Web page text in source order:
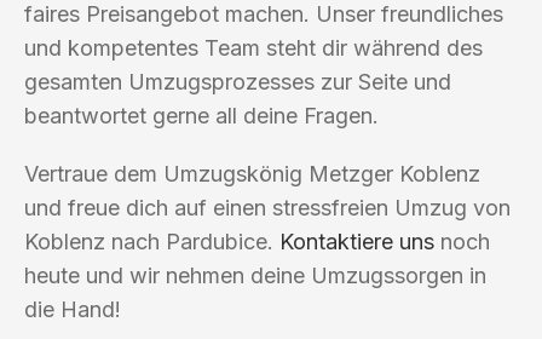
faires Preisangebot machen. Unser freundliches
und kompetentes Team steht dir während des
gesamten Umzugsprozesses zur Seite und
beantwortet gerne all deine Fragen.
Vertraue dem Umzugskönig Metzger Koblenz
und freue dich auf einen stressfreien Umzug von
Koblenz nach Pardubice. Kontaktiere uns noch
heute und wir nehmen deine Umzugssorgen in
die Hand!